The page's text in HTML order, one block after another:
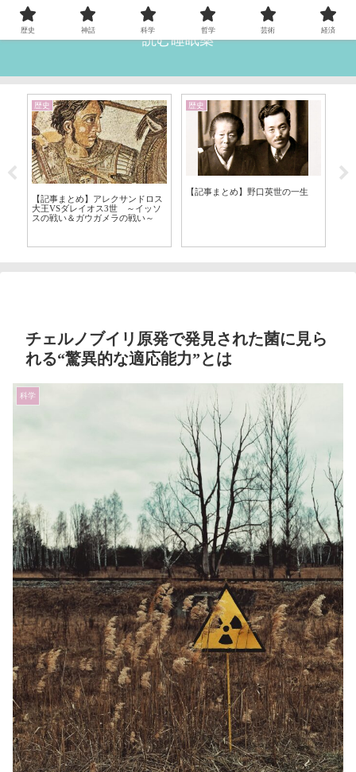
読む睡眠薬
歴史
【記事まとめ】アレクサンドロス
大王VSダレイオス3世 ～イッソ
スの戦い＆ガウガメラの戦い～
歴史
【記事まとめ】野口英世の一生
チェルノブイリ原発で発見された菌に見ら
れる“驚異的な適応能力”とは
科学
歴史 神話 科学 哲学 芸術 経済